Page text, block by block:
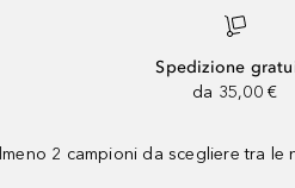
Spedizione
da 35,00 €
2 campioni da scegliere tra